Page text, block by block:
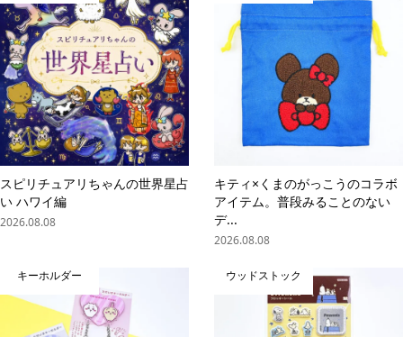
スピリチュアリちゃんの世界星占
い ハワイ編
2026.08.08
キティ×くまのがっこうのコラボ
アイテム。普段みることのない
デ...
2026.08.08
キーホルダー ウッドストック